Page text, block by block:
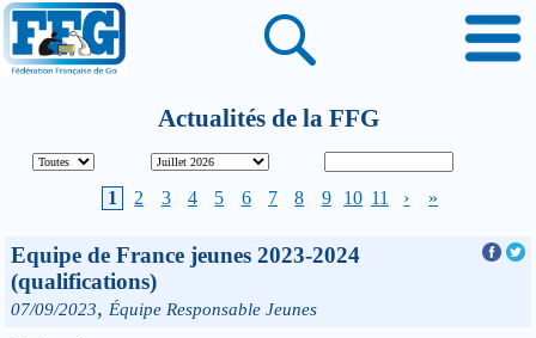
Actualités de la FFG
1 2 3 4 5 6 7 8 9 10 11 › »
Equipe de France jeunes 2023-2024
(qualifications)
07/09/2023, Équipe Responsable Jeunes